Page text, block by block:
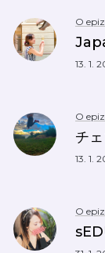
O
13. 1.
O
チ
13. 1.
O